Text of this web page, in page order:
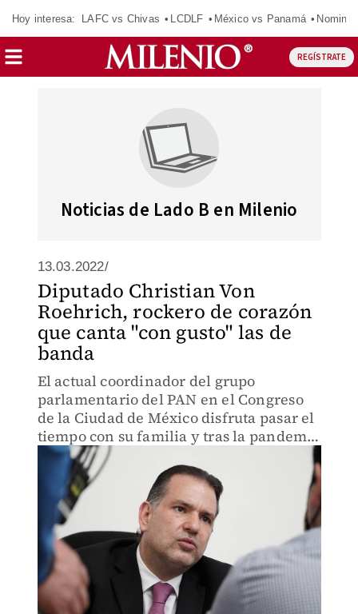
Hoy interesa: LAFC vs Chivas LCDLF México vs Panamá
REGÍSTRATE
Noticias de Lado B en Milenio
13.03.2022/
Diputado Christian Von
Roehrich, rockero de corazón
que canta "con gusto" las de
banda
El actual coordinador del grupo
parlamentario del PAN en el Congreso
de la Ciudad de México disfruta pasar el
tiempo con su familia y tras la pandemia
aprendió a hacer pizza y pozole.